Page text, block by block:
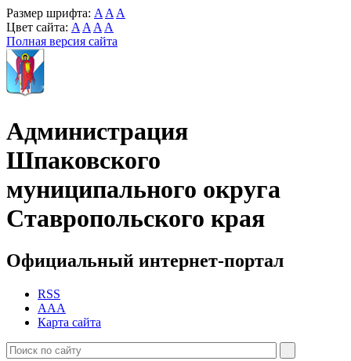
Размер шрифта: A A A
Цвет сайта: A A A A
Полная версия сайта
Администрация
Шпаковского
муниципального округа
Ставропольского края
Официальный интернет-портал
RSS
AAA
Карта сайта